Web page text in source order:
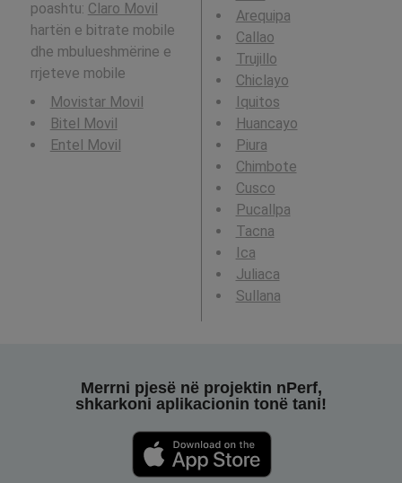
poashtu: Claro Movil
hartën e bitrate mobile
dhe mbulueshmërine e
rrjeteve mobile
Movistar Movil
Bitel Movil
Entel Movil
Arequipa
Callao
Trujillo
Chiclayo
Iquitos
Huancayo
Piura
Chimbote
Cusco
Pucallpa
Tacna
Ica
Juliaca
Sullana
Merrni pjesë në projektin nPerf,
shkarkoni aplikacionin tonë tani!